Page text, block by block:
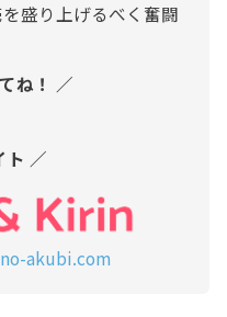
盛り上げるべく奮闘
ね！ ／
ト ／
akubi.com